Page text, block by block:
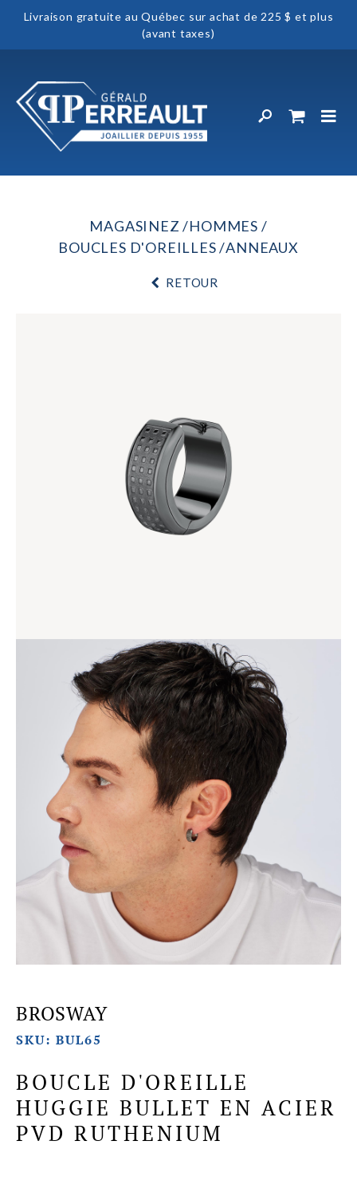
Livraison gratuite au Québec sur achat de 225 $ et plus
(avant taxes)
MAGASINEZ
HOMMES
BOUCLES D'OREILLES ANNEAUX
RETOUR
BROSWAY
SKU: BUL65
BOUCLE D'OREILLE
HUGGIE BULLET EN ACIER
PVD RUTHENIUM